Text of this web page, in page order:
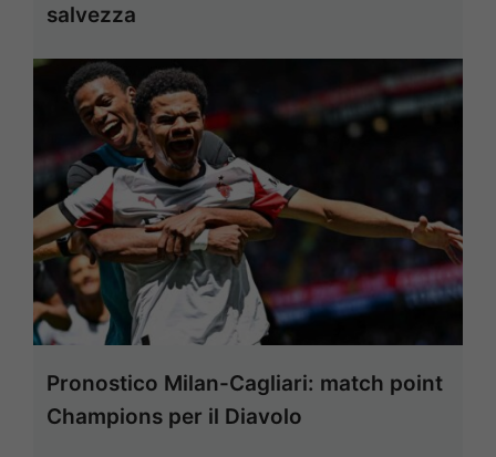
salvezza
Pronostico Milan-Cagliari: match point
Champions per il Diavolo